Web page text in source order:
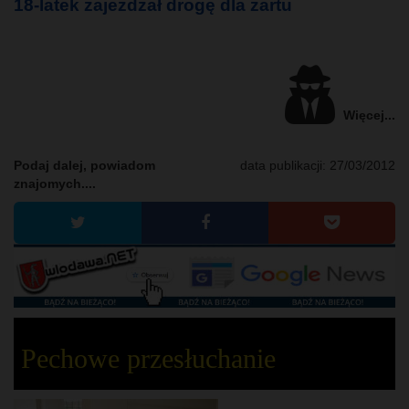
18-latek zajeżdżał drogę dla żartu
Więcej...
data publikacji: 27/03/2012
Podaj dalej, powiadom
znajomych....
Pechowe przesłuchanie